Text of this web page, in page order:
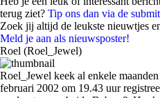
terug ziet? Tip ons dan via de
Zoek jij altijd de leukste nieuwtjes
Meld je aan als nieuwsposter!
Roel (Roel_Jewel)
Roel_Jewel keek al enkele
februari 2002 om 19.43 uur